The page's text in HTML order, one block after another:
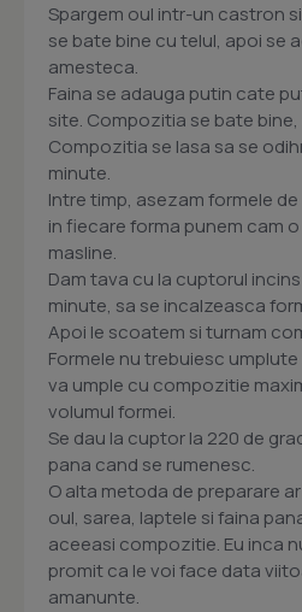
Spargem oul intr-un castron
se bate bine cu telul, apoi se
amesteca.
Faina se adauga putin cate
site. Compozitia se bate
Compozitia se lasa sa se
minute.
Intre timp, asezam formele
in fiecare forma punem cam
masline.
Dam tava cu la cuptorul
minute, sa se incalzeasca
Apoi le scoatem si turnam
Formele nu trebuiesc
va umple cu compozitie
volumul formei.
Se dau la cuptor la 220 de
pana cand se rumenesc.
O alta metoda de preparare
oul, sarea, laptele si faina
aceeasi compozitie. Eu inca
promit ca le voi face data
amanunte.